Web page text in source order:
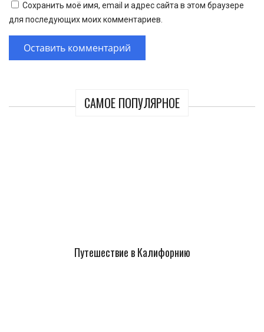
САМОЕ ПОПУЛЯРНОЕ
Путешествие в Калифорнию
Сохранить моё имя, email и адрес сайта в этом браузере
для последующих моих комментариев.